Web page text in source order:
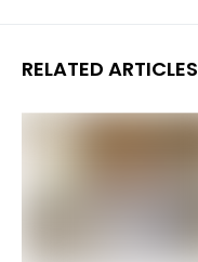
RELATED ARTICLES